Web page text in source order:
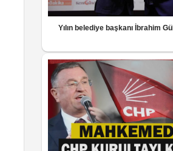
Yılın belediye başkanı İbrahim Gül